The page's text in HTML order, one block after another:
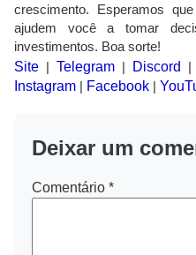
crescimento. Esperamos
ajudem você a tomar
investimentos. Boa sorte!
Site |Telegram | Discord |
Instagram | Facebook |
Deixar um
Comentário *